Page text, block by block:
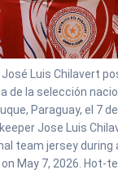
Luis Chilavert
de la selección
Paraguay, el 7
Jose Luis
team jersey during
on May 7, 2026. Hot-